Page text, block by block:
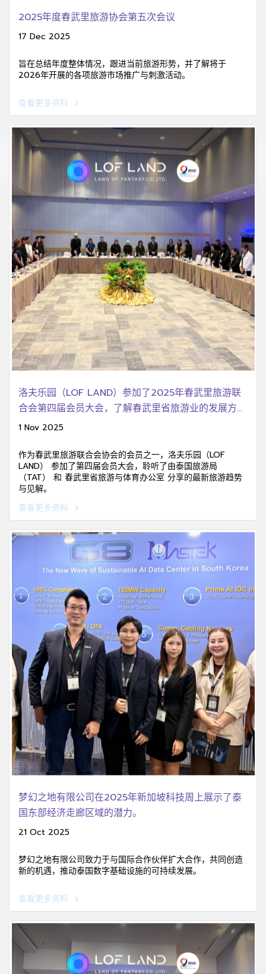
2025年度春武里旅游协会第五次会议
17 Dec 2025
旨在总结年度整体情况，跟进当前旅游形势，并了解将于
2026年开展的各项旅游市场推广与刺激活动。
查看更多资料
洛夫乐园（LOF LAND）参加了2025年春武里旅游联
合会第四届会员大会，了解春武里省旅游业的发展方
向。
1 Nov 2025
作为春武里旅游联合会协会的会员之一，洛夫乐园（LOF
LAND） 参加了第四届会员大会，聆听了由泰国旅游局
（TAT） 和 春武里省旅游与体育办公室 分享的最新旅游趋势
与见解。
查看更多资料
梦幻之地有限公司在2025年新加坡科技周上展示了泰
国东部经济走廊区域的潜力。
21 Oct 2025
梦幻之地有限公司致力于与国际合作伙伴扩大合作，共同创造
新的机遇，推动泰国数字基础设施的可持续发展。
查看更多资料